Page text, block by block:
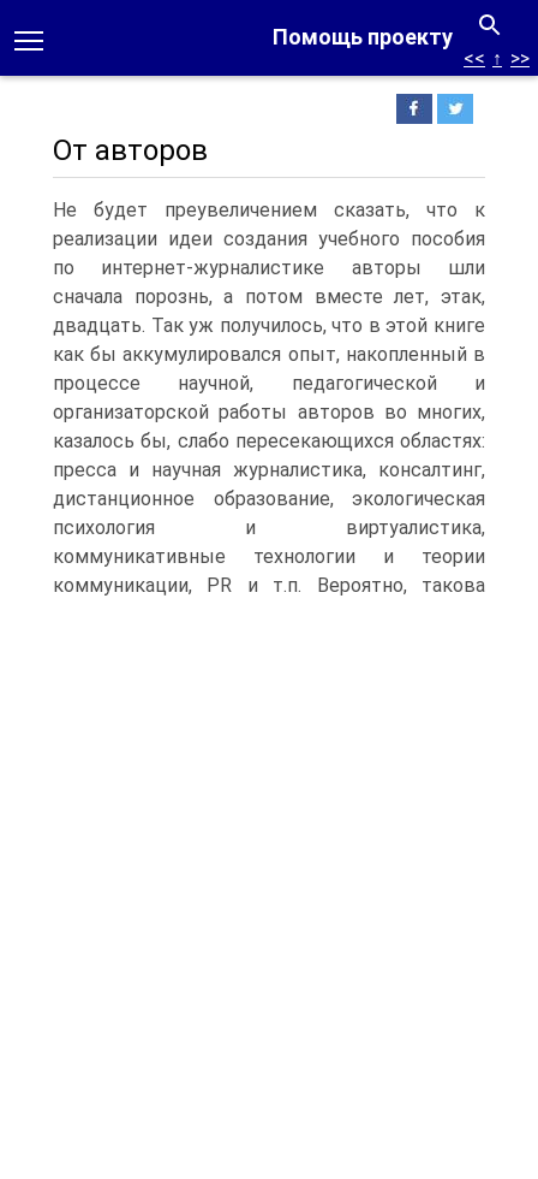
Помощь проекту
<< ↑ >>
От авторов
Не будет преувеличением сказать, что к
реализации идеи создания учебного пособия
по интернет-журналистике авторы шли
сначала порознь, а потом вместе лет, этак,
двадцать. Так уж получилось, что в этой книге
как бы аккумулировался опыт, накопленный в
процессе научной, педагогической и
организаторской работы авторов во многих,
казалось бы, слабо пересекающихся областях:
пресса и научная журналистика, консалтинг,
дистанционное образование, экологическая
психология и виртуалистика,
коммуникативные технологии и теории
коммуникации, PR и т.п. Вероятно, такова